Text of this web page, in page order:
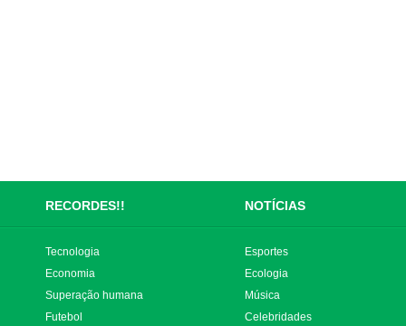
RECORDES!! NOTÍCIAS
Tecnologia
Economia
Superação humana
Futebol
Esportes
Ecologia
Música
Celebridades